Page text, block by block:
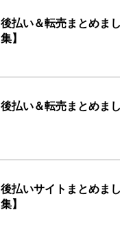
後払い＆転売まとめま
集】
後払い＆転売まとめま
後払いサイトまとめま
集】